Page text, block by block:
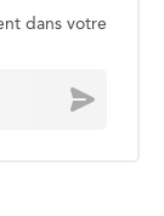
dans votre
Envoyer